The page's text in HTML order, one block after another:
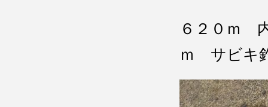
６２０ｍ
ｍ サビキ